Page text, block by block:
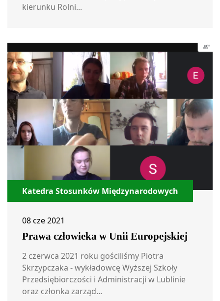
kierunku Rolni...
Katedra Stosunków Międzynarodowych
08 cze 2021
Prawa człowieka w Unii Europejskiej
2 czerwca 2021 roku gościliśmy Piotra
Skrzypczaka - wykładowcę Wyższej Szkoły
Przedsiębiorczości i Administracji w Lublinie
oraz członka zarząd...